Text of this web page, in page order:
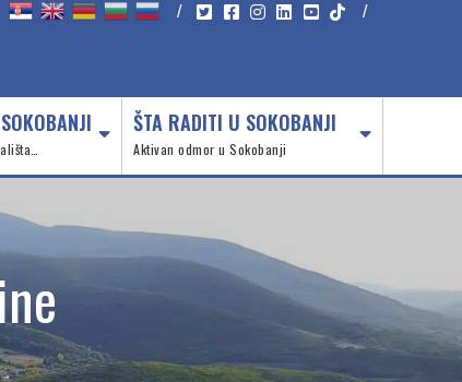
/ /
ŠTA RADITI U SOKOBANJI
Aktivan odmor u Sokobanji